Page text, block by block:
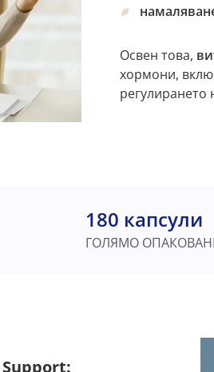
Освен това,
хормони,
регулирането
180 капсули
ГОЛЯМО